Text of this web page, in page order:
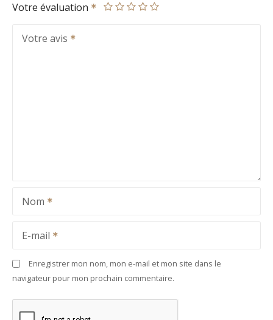
Votre évaluation
Votre avis
Nom
E-mail
Enregistrer mon nom, mon e-mail et mon site dans le
navigateur pour mon prochain commentaire.